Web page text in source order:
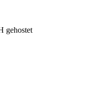
gehostet